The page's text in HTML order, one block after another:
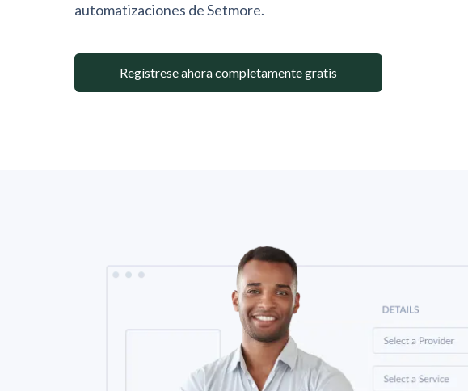
automatizaciones de Setmore.
Regístrese ahora completamente gratis